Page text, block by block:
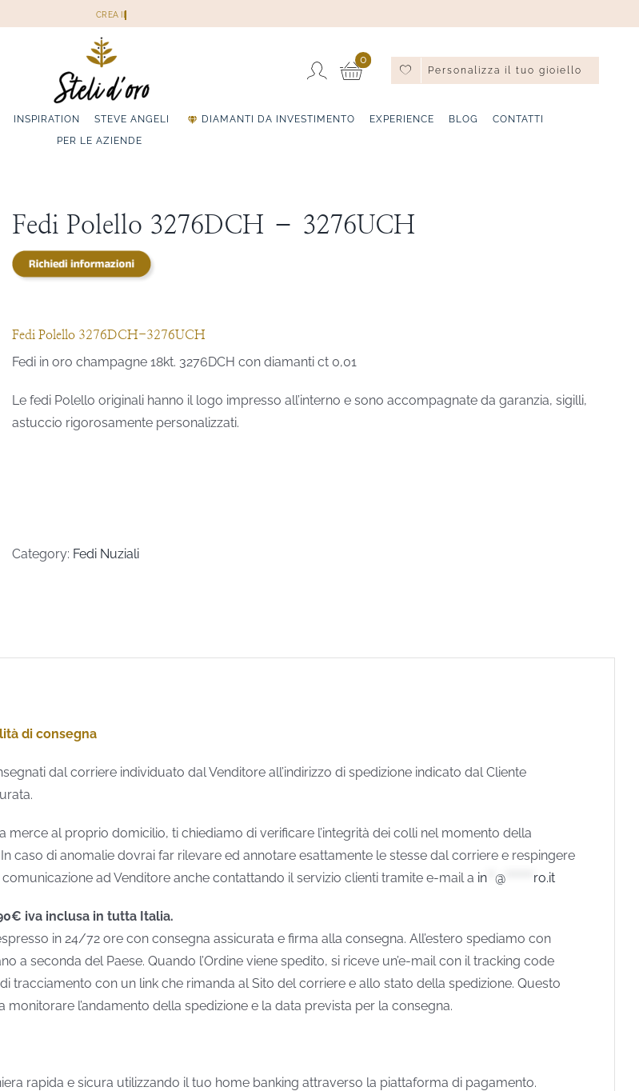
0
Personalizza il tuo gioiello
INSPIRATION STEVE ANGELI DIAMANTI DA INVESTIMENTO EXPERIENCE BLOG
CONTATTI
PER LE AZIENDE
Fedi Polello 3276DCH – 3276UCH
Fedi Polello 3276DCH-3276UCH
Fedi in oro champagne 18kt. 3276DCH con diamanti ct 0,01
Le fedi Polello originali hanno il logo impresso all’interno e sono accompagnate da garanzia, sigilli,
astuccio rigorosamente personalizzati.
Category: Fedi Nuziali
di consegna
dal corriere individuato dal Venditore all’indirizzo di spedizione indicato dal Cliente
merce al proprio domicilio, ti chiediamo di verificare l’integrità dei colli nel momento della
caso di anomalie dovrai far rilevare ed annotare esattamente le stesse dal corriere e respingere
ad Venditore anche contattando il servizio clienti tramite e-mail a in @ ro.it
iva inclusa in tutta Italia.
in 24/72 ore con consegna assicurata e firma alla consegna. All’estero spediamo con
a seconda del Paese. Quando l’Ordine viene spedito, si riceve un’e-mail con il tracking code
tracciamento con un link che rimanda al Sito del corriere e allo stato della spedizione. Questo
monitorare l’andamento della spedizione e la data prevista per la consegna.
rapida e sicura utilizzando il tuo home banking attraverso la piattaforma di pagamento.